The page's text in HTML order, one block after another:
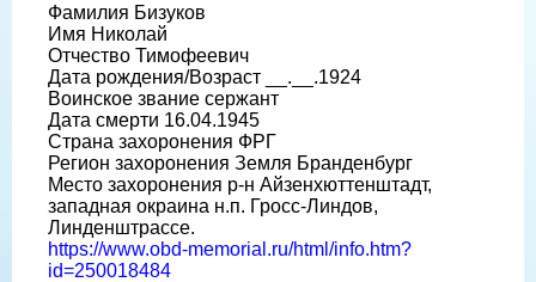
Фамилия Бизуков
Имя Николай
Отчество Тимофеевич
Дата рождения/Возраст __.__.1924
Воинское звание сержант
Дата смерти 16.04.1945
Страна захоронения ФРГ
Регион захоронения Земля Бранденбург
Место захоронения р-н Айзенхюттенштадт,
западная окраина н.п. Гросс-Линдов,
Линденштрассе.
https://www.obd-memorial.ru/html/info.htm?
id=250018484